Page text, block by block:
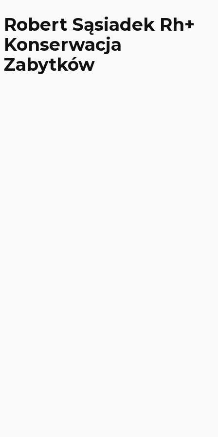
Robert Sąsiadek Rh+
Konserwacja
Zabytków